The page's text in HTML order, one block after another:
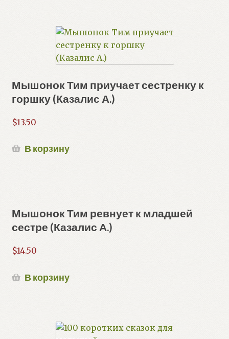
Мышонок Тим приучает сестренку к
горшку (Казалис А.)
$13.50
В корзину
Мышонок Тим ревнует к младшей
сестре (Казалис А.)
$14.50
В корзину